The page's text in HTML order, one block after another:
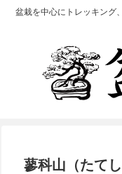
盆栽を中心にトレッキング
蓼科山（たて